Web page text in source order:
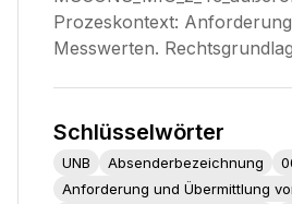
Prozeskontext:
Messwerten.
Schlüsselwörter
UNB Absenderbezeichnung
Anforderung und Übermittlung